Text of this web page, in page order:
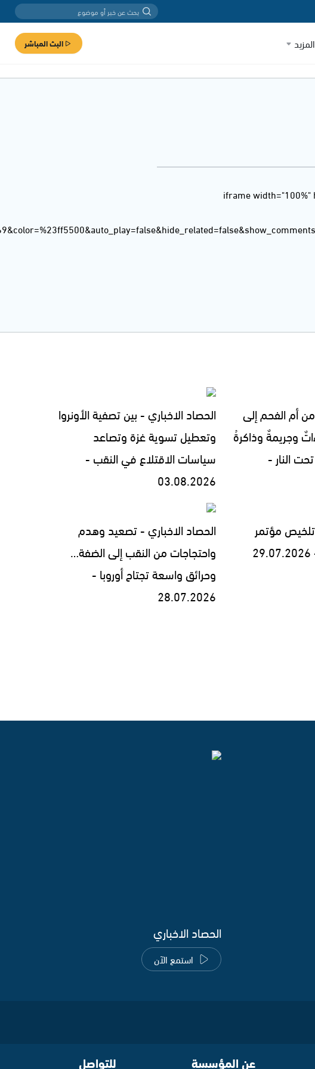
المزيد البث المباشر
<iframe
أم الفحم إلى
وجريمةٌ وذاكرةُ
النار -
الحصاد الاخباري - بين تصفية الأونروا
وتعطيل تسوية غزة وتصاعد
سياسات الاقتلاع في النقب -
03.08.2026
مؤتمر
الحصاد الاخباري - تصعيد وهدم
واحتجاجات من النقب إلى الضفة…
وحرائق واسعة تجتاح أوروبا -
28.07.2026
الحصاد الاخباري
استمع الآن
عن المؤسسة للتواصل